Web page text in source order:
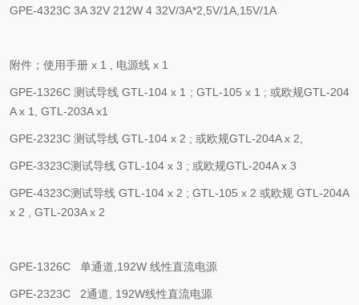
GPE-4323C 3A 32V 212W 4 32V/3A*2,5V/1A,15V/1A
附件；使用手册 x 1 , 电源线 x 1
GPE-1326C测试导线GTL-104 x 1 ; GTL-105 x 1 ; 或欧规GTL-204
A x 1, GTL-203A x1
GPE-2323C 测试导线 GTL-104 x 2 ; 或欧规GTL-204A x 2,
GPE-3323C测试导线 GTL-104 x 3 ; 或欧规GTL-204A x 3
GPE-4323C测试导线 GTL-104 x 2 ; GTL-105 x 2 或欧规 GTL-204A
x 2 , GTL-203A x 2
GPE-1326C 单通道 ,192W 线性直流电源
GPE-2323C 2通道 , 192W线性直流电源